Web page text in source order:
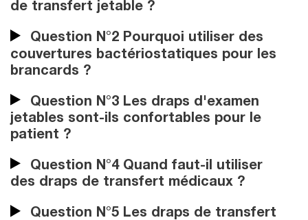
de transfert jetable ?
Question N°2 Pourquoi utiliser des
couvertures bactériostatiques pour les
brancards ?
Question N°3 Les draps d'examen
jetables sont-ils confortables pour le
patient ?
Question N°4 Quand faut-il utiliser
des draps de transfert médicaux ?
Question N°5 Les draps de transfert